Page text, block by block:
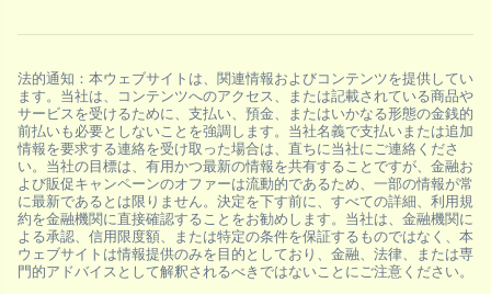
法的通知：本ウェブサイトは、関連情報およびコンテンツを提供してい
ます。当社は、コンテンツへのアクセス、または記載されている商品や
サービスを受けるために、支払い、預金、またはいかなる形態の金銭的
前払いも必要としないことを強調します。当社名義で支払いまたは追加
情報を要求する連絡を受け取った場合は、直ちに当社にご連絡くださ
い。当社の目標は、有用かつ最新の情報を共有することですが、金融お
よび販促キャンペーンのオファーは流動的であるため、一部の情報が常
に最新であるとは限りません。決定を下す前に、すべての詳細、利用規
約を金融機関に直接確認することをお勧めします。当社は、金融機関に
よる承認、信用限度額、または特定の条件を保証するものではなく、本
ウェブサイトは情報提供のみを目的としており、金融、法律、または専
門的アドバイスとして解釈されるべきではないことにご注意ください。